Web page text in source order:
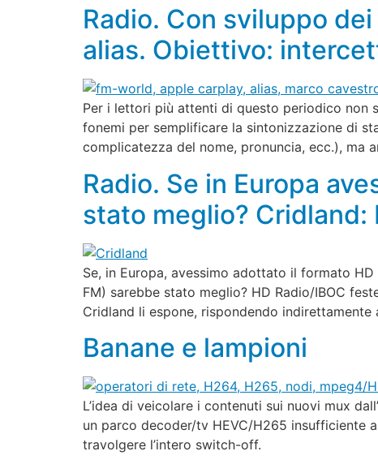
Radio. Con sviluppo
alias. Obiettivo:
Per i lettori più attenti di questo periodico non
fonemi per semplificare la sintonizzazione di
complicatezza del nome, pronuncia, ecc.), ma
Radio. Se in Europa
stato meglio? Cridland:
Se, in Europa, avessimo adottato il formato
FM) sarebbe stato meglio? HD Radio/IBOC
Cridland li espone, rispondendo
Banane e lampioni
L’idea di veicolare i contenuti sui nuovi mux
un parco decoder/tv HEVC/H265 insufficiente
travolgere l’intero switch-off.